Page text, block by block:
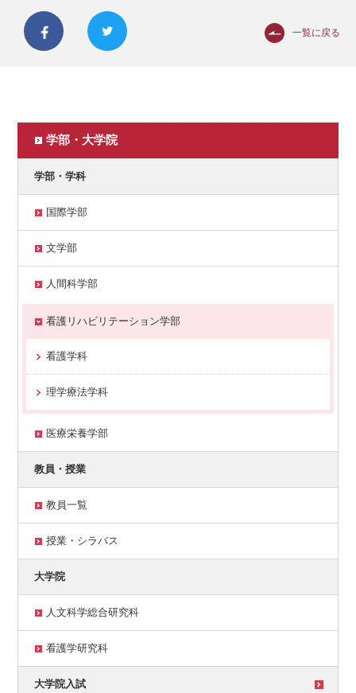
一覧に戻る
学部・大学院
学部・学科
国際学部
文学部
人間科学部
看護リハビリテーション学部
看護学科
理学療法学科
医療栄養学部
教員・授業
教員一覧
授業・シラバス
大学院
人文科学総合研究科
看護学研究科
大学院入試